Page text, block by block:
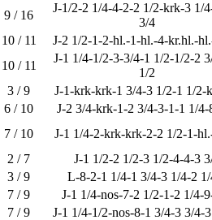
9 / 16
J-1/2-2 1/4-4-2-2 1/2-krk-3 1/
3/4
10 / 11 J-2 1/2-1-2-hl.-1-hl.-4-kr.hl.-
10 / 11
J-1 1/4-1/2-3-3/4-1 1/2-1/2-2
1/2
3 / 9 J-1-krk-krk-1 3/4-3 1/2-1 1/2-
6 / 10 J-2 3/4-krk-1-2 3/4-3-1-1 1/4-
7 / 10 J-1 1/4-2-krk-krk-2-2 1/2-1-
2 / 7 J-1 1/2-2 1/2-3 1/2-4-4-3
3 / 9 L-8-2-1 1/4-1 3/4-3 1/4-2
7 / 9 J-1 1/4-nos-7-2 1/2-1-2 1/4-
7 / 9 J-1 1/4-1/2-nos-8-1 3/4-3 3/4-